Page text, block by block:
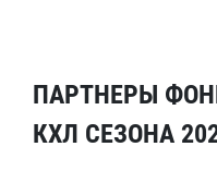
ПАРТНЕРЫ
КХЛ СЕЗОНА